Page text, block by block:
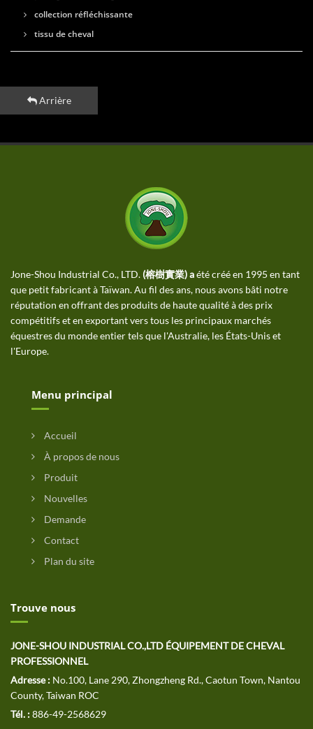
collection réfléchissante
tissu de cheval
Arrière
Jone-Shou Industrial Co., LTD. (榕樹實業) aété créé en 1995 en tant
que petit fabricant à Taïwan. Au fil des ans, nous avons bâti notre
réputation en offrant des produits de haute qualité à des prix
compétitifs et en exportant vers tous les principaux marchés
équestres du monde entier tels que l'Australie, les États-Unis et
l'Europe.
Menu principal
Accueil
À propos de nous
Produit
Nouvelles
Demande
Contact
Plan du site
Trouve nous
JONE-SHOU INDUSTRIAL CO.,LTD ÉQUIPEMENT DE CHEVAL
PROFESSIONNEL
Adresse : No.100, Lane 290, Zhongzheng Rd., Caotun Town, Nantou
County, Taiwan ROC
Tél. :886-49-2568629